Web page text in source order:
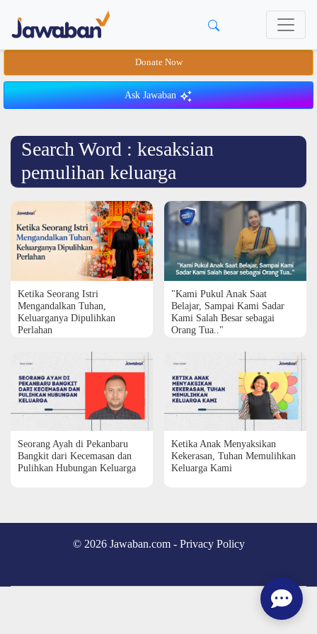
Donate Now
Ask Jawaban
Search Word : kesaksian
pemulihan keluarga
Ketika Seorang Istri
Mengandalkan Tuhan,
Keluarganya Dipulihkan
Perlahan
"Kami Pukul Anak Saat
Belajar, Sampai Kami Sadar
Kami Salah Besar sebagai
Orang Tua.."
Seorang Ayah di Pekanbaru
Bangkit dari Kecemasan dan
Pulihkan Hubungan Keluarga
Ketika Anak Menyaksikan
Kekerasan, Tuhan Memulihkan
Keluarga Kami
© 2026 Jawaban.com - Privacy Policy